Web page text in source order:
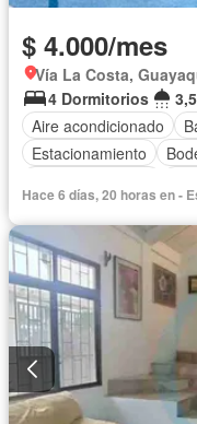
$ 4.000/mes
Vía La Costa,
4 Dormitorios
Aire acondicionado
Estacionamiento
Área para niños
Piscina
Hace 6 días, 20 horas en -